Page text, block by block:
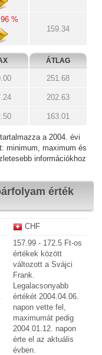
%
159.34
ÁTLAG
251.68
202.63
163.01
a 2004. évi
minimum, maximum és
információkhoz
érték
CHF
157.99 - 172.5 Ft-os
értékek között
változott a Svájci
Frank.
Legalacsonyabb
értékét 2004.04.06.
napon vette fel,
maximumát pedig
2004.01.12. napon
érte el az aktuális
évben.